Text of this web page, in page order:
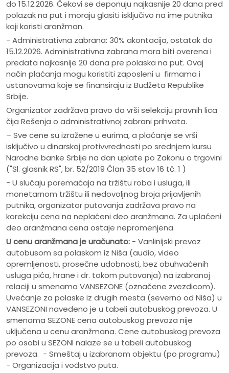
do 15.12.2026. Čekovi se deponuju najkasnije 20 dana pred
polazak na put i moraju glasiti isključivo na ime putnika
koji koristi aranžman.
- Administrativna zabrana: 30% akontacija, ostatak do
15.12.2026. Administrativna zabrana mora biti overena i
predata najkasnije 20 dana pre polaska na put. Ovaj
način plaćanja mogu koristiti zaposleni u firmama i
ustanovama koje se finansiraju iz Budžeta Republike
Srbije.
Organizator zadržava pravo da vrši selekciju pravnih lica
čija Rešenja o administrativnoj zabrani prihvata.
– Sve cene su izražene u eurima, a plaćanje se vrši
isključivo u dinarskoj protivvrednosti po srednjem kursu
Narodne banke Srbije na dan uplate po Zakonu o trgovini
("Sl. glasnik RS", br. 52/2019 Član 35 stav 16 tč. 1 )
- U slučaju poremaćaja na tržištu roba i usluga, ili
monetarnom tržištu ili nedovoljnog broja prijavljenih
putnika, organizator putovanja zadržava pravo na
korekciju cena na neplaćeni deo aranžmana. Za uplaćeni
deo aranžmana cena ostaje nepromenjena.
U cenu aranžmana je uračunato: - Vanlinijski prevoz
autobusom sa polaskom iz Niša (audio, video
opremljenosti, prosečne udobnosti, bez obuhvaćenih
usluga pića, hrane i dr. tokom putovanja) na izabranoj
relaciji u smenama VANSEZONE (označene zvezdicom).
Uvećanje za polaske iz drugih mesta (severno od Niša) u
VANSEZONI navedeno je u tabeli autobuskog prevoza. U
smenama SEZONE cena autobuskog prevoza nije
uključena u cenu aranžmana. Cene autobuskog prevoza
po osobi u SEZONI nalaze se u tabeli autobuskog
prevoza. - Smeštaj u izabranom objektu (po programu)
- Organizacija i vođstvo puta.